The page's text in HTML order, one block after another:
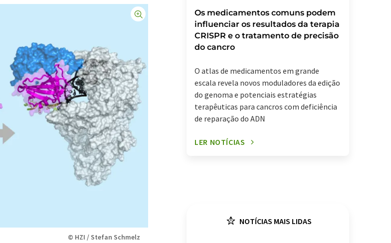
© HZI / Stefan Schmelz
Os medicamentos comuns podem
influenciar os resultados da terapia
CRISPR e o tratamento de precisão
do cancro
O atlas de medicamentos em grande
escala revela novos moduladores da edição
do genoma e potenciais estratégias
terapêuticas para cancros com deficiência
de reparação do ADN
LER NOTÍCIAS
NOTÍCIAS MAIS LIDAS